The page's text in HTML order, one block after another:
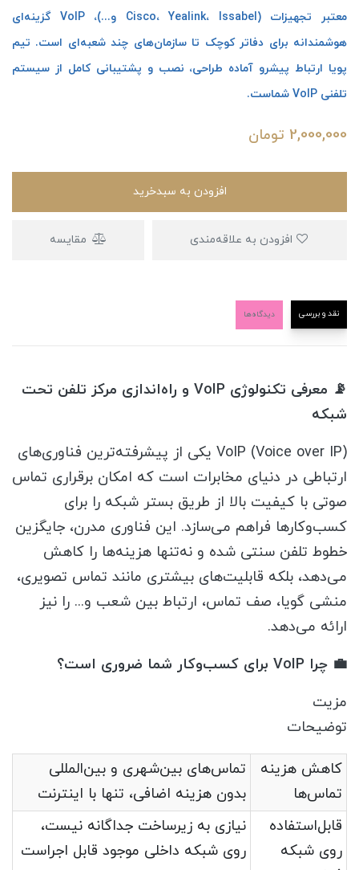
معتبر تجهیزات (Cisco، Yealink، Issabel و...)، VoIP گزینه‌ای
هوشمندانه برای دفاتر کوچک تا سازمان‌های چند شعبه‌ای است. تیم
پویا ارتباط پیشرو آماده طراحی، نصب و پشتیبانی کامل از سیستم
تلفنی VoIP شماست.
2,000,000 تومان
افزودن به سبدخرید
مقایسه
نقد و بررسی دیدگاه‌ها
📡 معرفی تکنولوژی VoIP و راه‌اندازی مرکز تلفن تحت
شبکه
VoIP (Voice over IP) یکی از پیشرفته‌ترین فناوری‌های
ارتباطی در دنیای مخابرات است که امکان برقراری تماس
صوتی با کیفیت بالا از طریق بستر شبکه را برای
کسب‌وکارها فراهم می‌سازد. این فناوری مدرن، جایگزین
خطوط تلفن سنتی شده و نه‌تنها هزینه‌ها را کاهش
می‌دهد، بلکه قابلیت‌های بیشتری مانند تماس تصویری،
منشی گویا، صف تماس، ارتباط بین شعب و... را نیز
ارائه می‌دهد.
💼 چرا VoIP برای کسب‌وکار شما ضروری است؟
مزیت
توضیحات
کاهش هزینه
تماس‌ها
تماس‌های بین‌شهری و بین‌المللی
بدون هزینه اضافی، تنها با اینترنت
قابل‌استفاده
روی شبکه
نیازی به زیرساخت جداگانه نیست،
روی شبکه داخلی موجود قابل اجراست